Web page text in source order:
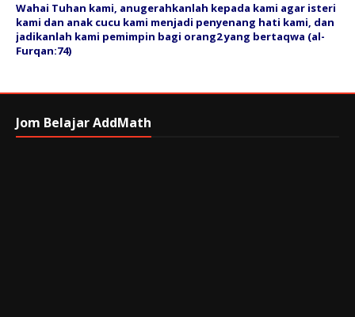
Wahai Tuhan kami, anugerahkanlah kepada kami agar isteri
kami dan anak cucu kami menjadi penyenang hati kami, dan
jadikanlah kami pemimpin bagi orang2 yang bertaqwa (al-
Furqan:74)
Jom Belajar AddMath